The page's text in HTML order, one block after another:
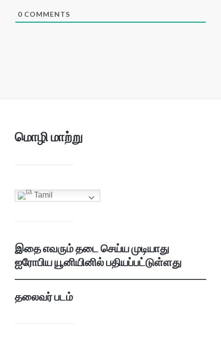
0 COMMENTS
மொழி மாற்று
Tamil
இதை எவரும் தடை செய்ய முடியாது
ஐரோபிய யூனியினில் பதியப்பட்டுள்ளது
தலைவர் படம்